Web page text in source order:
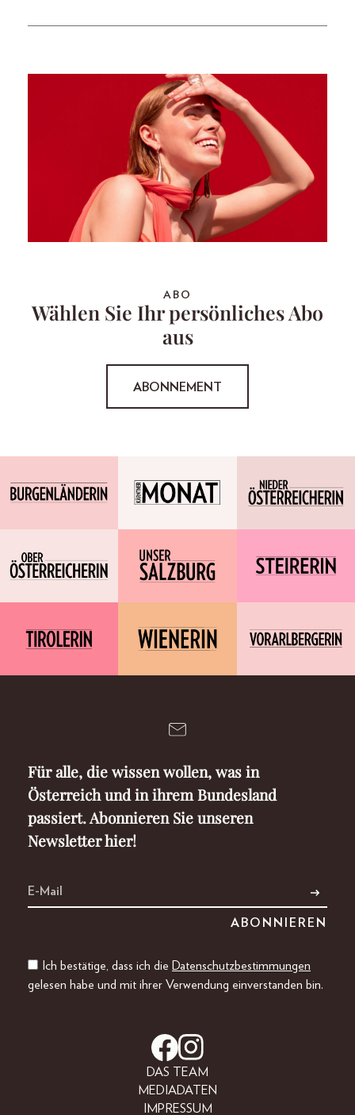
ABO
Wählen Sie Ihr persönliches Abo
aus
ABONNEMENT
Für alle, die wissen wollen, was in
Österreich und in ihrem Bundesland
passiert. Abonnieren Sie unseren
Newsletter hier!
Ich bestätige, dass ich die Datenschutzbestimmungen
gelesen habe und mit ihrer Verwendung einverstanden bin.
DAS TEAM
MEDIADATEN
IMPRESSUM